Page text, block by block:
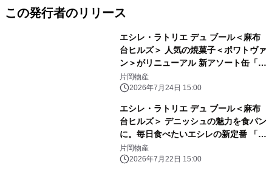
この発行者のリリース
エシレ・ラトリエ デュ ブール＜麻布
台ヒルズ＞ 人気の焼菓子＜ポワトヴァ
ン＞がリニューアル 新アソート缶「サ
ブレ トロワ」含む焼菓子ラインアップ
が刷新
片岡物産
2026年7月24日 15:00
エシレ・ラトリエ デュ ブール＜麻布
台ヒルズ＞ デニッシュの魅力を食パン
に。毎日食べたいエシレの新定番 「パ
ン・ダノワ・エシレ」2026年7月29日
（水）新発売
片岡物産
2026年7月22日 15:00